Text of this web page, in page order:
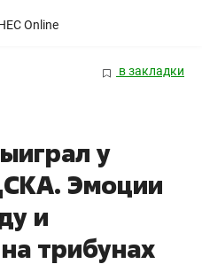
в закладки
у
Эмоции
и
трибунах